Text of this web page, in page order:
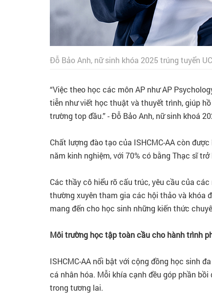
Đỗ Bảo Anh, nữ sinh khóa 2025 trúng tuyển
“Việc theo học các môn AP như AP
tiễn như viết học thuật và thuyết trình, giúp
trường top đầu.” - Đỗ Bảo Anh, nữ sinh khoá
Chất lượng đào tạo của ISHCMC-AA còn
năm kinh nghiệm, với 70% có bằng Thạc sĩ trở
Các thầy cô hiểu rõ cấu trúc, yêu cầu của
thường xuyên tham gia các hội thảo và khóa
mang đến cho học sinh những kiến thức
Môi trường học tập toàn cầu cho hành trình
ISHCMC-AA nổi bật với cộng đồng học sinh
cá nhân hóa. Mỗi khía cạnh đều góp phần
trong tương lai.